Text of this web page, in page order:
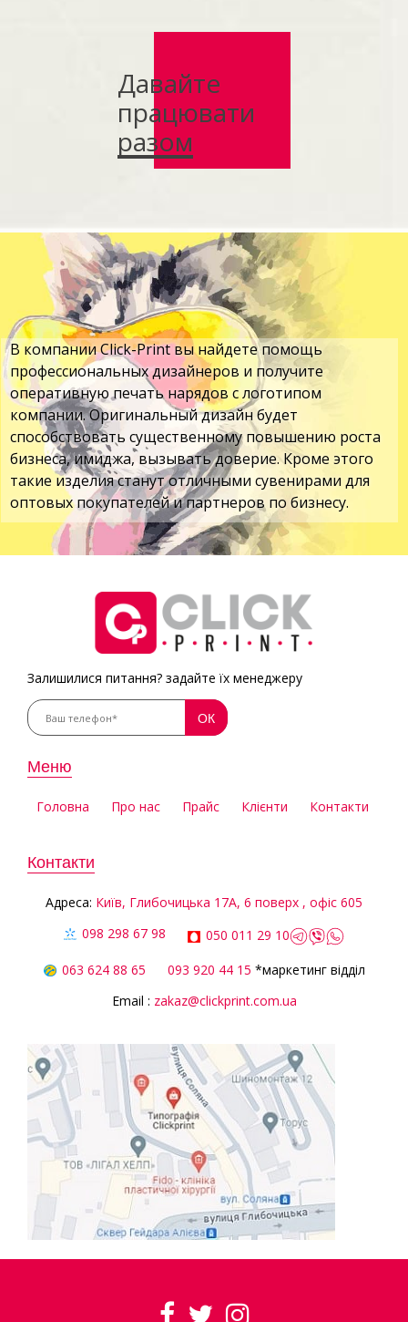
Давайте
працювати
разом
В компании Click-Print вы найдете помощь
профессиональных дизайнеров и получите
оперативную печать нарядов с логотипом
компании. Оригинальный дизайн будет
способствовать существенному повышению роста
бизнеса, имиджа, вызывать доверие. Кроме этого
такие изделия станут отличными сувенирами для
оптовых покупателей и партнеров по бизнесу.
Залишилися питання? задайте їх менеджеру
Меню
Головна Про нас Прайс Клієнти Контакти
Контакти
Aдреса: Київ, Глибочицька 17А, 6 поверх , офіс 605
098 298 67 98
050 011 29 10
063 624 88 65 093 920 44 15 *маркетинг відділ
Email : zakaz@clickprint.com.ua